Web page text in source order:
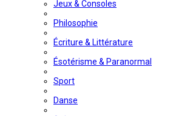
Jeux & Consoles
Philosophie
Écriture & Littérature
Ésotérisme & Paranormal
Sport
Danse